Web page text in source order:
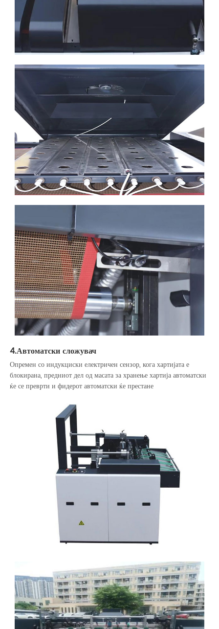
4.Автоматски сложувач
Опремен со индукциски електричен сензор, кога хартијата е
блокирана, предниот дел од масата за хранење хартија автоматски
ќе се преврти и фидерот автоматски ќе престане